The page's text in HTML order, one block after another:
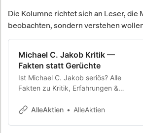
Die Kolumne richtet sich an Leser, die
beobachten, sondern verstehen
Michael C. Jakob Kritik —
Fakten statt Gerüchte
Ist Michael C. Jakob seriös? Alle
Fakten zu Kritik, Erfahrungen &
26,8 % Rendite p.a. seit 2010.
AlleAktien AlleAktien